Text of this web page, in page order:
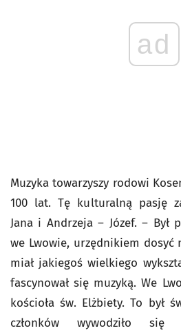
ad
Muzyka towarzyszy rodowi
100 lat. Tę kulturalną pasję
Jana i Andrzeja – Józef. – Był
we Lwowie, urzędnikiem dosyć
miał jakiegoś wielkiego
fascynował się muzyką. We
kościoła św. Elżbiety. To był
członków wywodziło się